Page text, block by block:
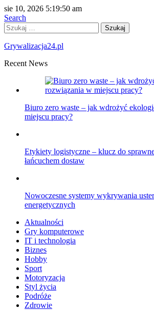
sie 10, 2026 5:19:50 am
Search
Szukaj:
Grywalizacja24.pl
Recent News
Biuro zero waste – jak wdrożyć
miejscu pracy?
Etykiety logistyczne – klucz do
łańcuchem dostaw
Nowoczesne systemy wykrywania
energetycznych
Aktualności
Gry komputerowe
IT i technologia
Biznes
Hobby
Sport
Motoryzacja
Styl życia
Podróże
Zdrowie